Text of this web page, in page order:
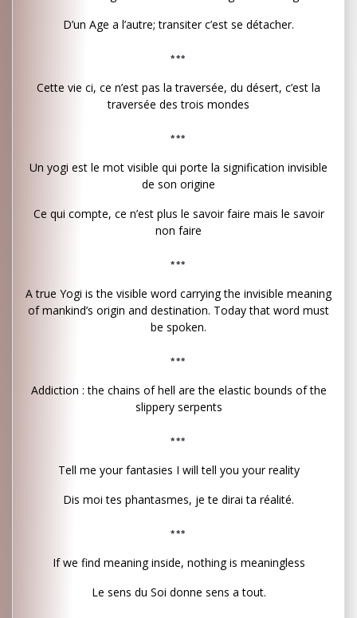
D’un Age a l’autre; transiter c’est se détacher.
***
Cette vie ci, ce n’est pas la traversée, du désert, c’est la
traversée des trois mondes
***
Un yogi est le mot visible qui porte la signification invisible
de son origine
Ce qui compte, ce n’est plus le savoir faire mais le savoir
non faire
***
A true Yogi is the visible word carrying the invisible meaning
of mankind’s origin and destination. Today that word must
be spoken.
***
Addiction : the chains of hell are the elastic bounds of the
slippery serpents
***
Tell me your fantasies I will tell you your reality
Dis moi tes phantasmes, je te dirai ta réalité.
***
If we find meaning inside, nothing is meaningless
Le sens du Soi donne sens a tout.